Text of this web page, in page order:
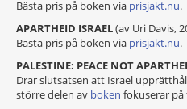
Bästa pris på boken via prisjakt.nu.
APARTHEID ISRAEL(av Uri Davis,
Bästa pris på boken via prisjakt.nu.
PALESTINE: PEACE NOT
Drar slutsatsen att Israel
större delen av boken fokuserar på